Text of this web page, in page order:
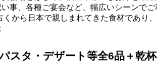
事、各種ご宴会など、幅広いシーンで
から日本で親しまれてきた食材であり
スタ・デザート等全6品＋乾